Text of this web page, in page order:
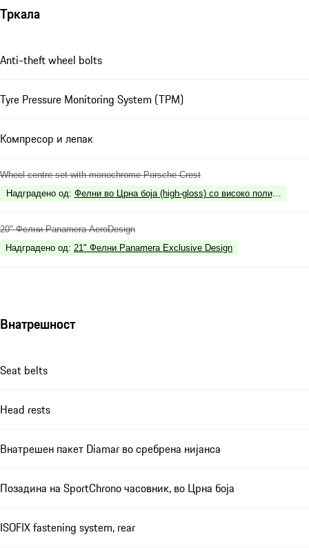
Тркала
Anti-theft wheel bolts
Tyre Pressure Monitoring System (TPM)
Компресор и лепак
Wheel centre set with monochrome Porsche Crest
Надградено од: Фелни во Црна боја (high-gloss) со високо полирани
20" Фелни Panamera AeroDesign
Надградено од: 21" Фелни Panamera Exclusive Design
Внатрешност
Seat belts
Head rests
Внатрешен пакет Diamar во сребрена нијанса
Позадина на SportChrono часовник, во Црна боја
ISOFIX fastening system, rear